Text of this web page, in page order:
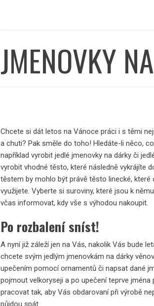
JMENOVKY
Chcete si dát letos na Vánoce práci i s těmi
a chuti? Pak směle do toho! Hledáte-li něco,
například vyrobit jedlé jmenovky na dárky či
vyrobit vhodné těsto, které následně vykrájíte
těstem by mohlo být právě těsto linecké,
využijete. Vyberte si suroviny, které jsou k
včas informovat, kdy vše s výhodou nakoupit.
Po rozbalení sníst!
A nyní již záleží jen na Vás, nakolik Vás bude
chcete svým jedlým jmenovkám na dárky
upečením pomocí ornamentů či napsat dané
pojmout velkoryseji a po upečení teprve
pracovat tak, aby Vás obdarovaní při výrobě
půjdou spát.